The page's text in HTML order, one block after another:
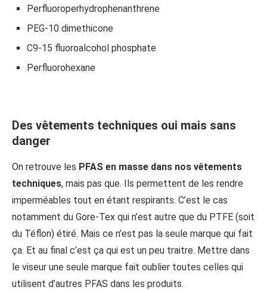
Perfluoroperhydrophenanthrene
PEG-10 dimethicone
C9-15 fluoroalcohol phosphate
Perfluorohexane
Des vêtements techniques oui mais sans
danger
On retrouve les PFAS en masse dans nos vêtements
techniques, mais pas que. Ils permettent de les rendre
imperméables tout en étant respirants. C’est le cas
notamment du Gore-Tex qui n’est autre que du PTFE (soit
du Téflon) étiré. Mais ce n’est pas la seule marque qui fait
ça. Et au final c’est ça qui est un peu traitre. Mettre dans
le viseur une seule marque fait oublier toutes celles qui
utilisent d’autres PFAS dans les produits.